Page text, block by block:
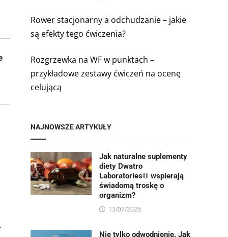
Rower stacjonarny a odchudzanie – jakie
są efekty tego ćwiczenia?
Rozgrzewka na WF w punktach –
przykładowe zestawy ćwiczeń na ocenę
celującą
NAJNOWSZE ARTYKUŁY
Jak naturalne suplementy
diety Dwatro
Laboratories® wspierają
świadomą troskę o
organizm?
13/07/2026
Nie tylko odwodnienie. Jak